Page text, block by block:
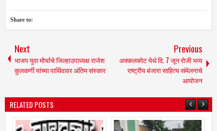
Share to:
Next
भाजप युवा मोर्चाचे जिल्‍हाउपाध्‍यक्ष राजेश
कुलकर्णी यांच्‍या पार्थिवावर अंतिम संस्‍कार
Previous
अक्‍कलकोट येथे दि. 7 जून रोजी भव्‍य
राष्‍ट्रीय बंजारा साहित्‍य संमेलनाचे
आयोजन
RELATED POSTS